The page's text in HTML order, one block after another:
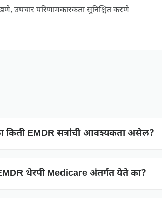
उपचार परिणामकारकता सुनिश्चित करणे
किती EMDR सत्रांची आवश्यकता असेल?
थेरपी Medicare अंतर्गत येते का?